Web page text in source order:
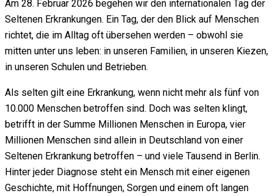
Am 28. Februar 2026 begehen wir den internationalen Tag der
Seltenen Erkrankungen. Ein Tag, der den Blick auf Menschen
richtet, die im Alltag oft übersehen werden – obwohl sie
mitten unter uns leben: in unseren Familien, in unseren Kiezen,
in unseren Schulen und Betrieben.
Als selten gilt eine Erkrankung, wenn nicht mehr als fünf von
10.000 Menschen betroffen sind. Doch was selten klingt,
betrifft in der Summe Millionen Menschen in Europa, vier
Millionen Menschen sind allein in Deutschland von einer
Seltenen Erkrankung betroffen – und viele Tausend in Berlin.
Hinter jeder Diagnose steht ein Mensch mit einer eigenen
Geschichte, mit Hoffnungen, Sorgen und einem oft langen